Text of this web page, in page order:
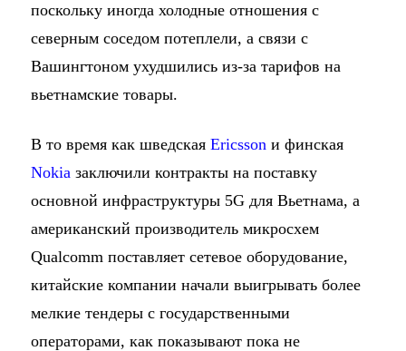
поскольку иногда холодные отношения с
северным соседом потеплели, а связи с
Вашингтоном ухудшились из-за тарифов на
вьетнамские товары.
В то время как шведская Ericssonи финская
Nokiaзаключили контракты на поставку
основной инфраструктуры 5G для Вьетнама, а
американский производитель микросхем
Qualcomm поставляет сетевое оборудование,
китайские компании начали выигрывать более
мелкие тендеры с государственными
операторами, как показывают пока не